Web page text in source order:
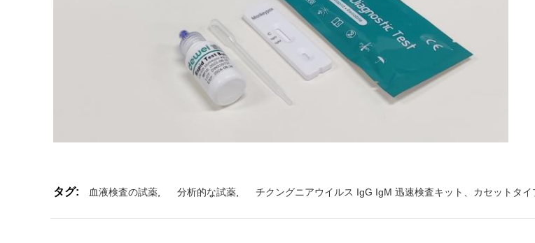
タグ: 血液検査の試薬 分析的な試薬 チクングニアウイルス IgG IgM 迅速検査キット、カセットタ